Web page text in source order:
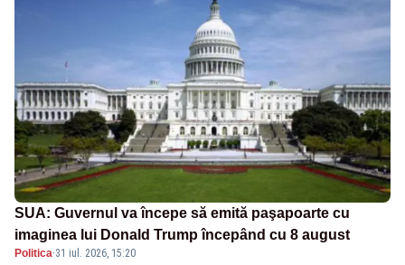
SUA: Guvernul va începe să emită paşapoarte cu
imaginea lui Donald Trump începând cu 8 august
Politica·31 iul. 2026, 15:20